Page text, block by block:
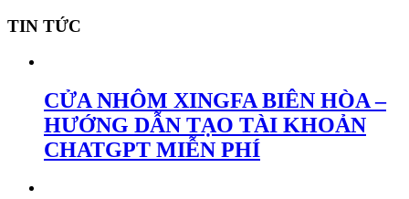
TIN TỨC
CỬA NHÔM XINGFA BIÊN HÒA –
HƯỚNG DẪN TẠO TÀI KHOẢN
CHATGPT MIỄN PHÍ